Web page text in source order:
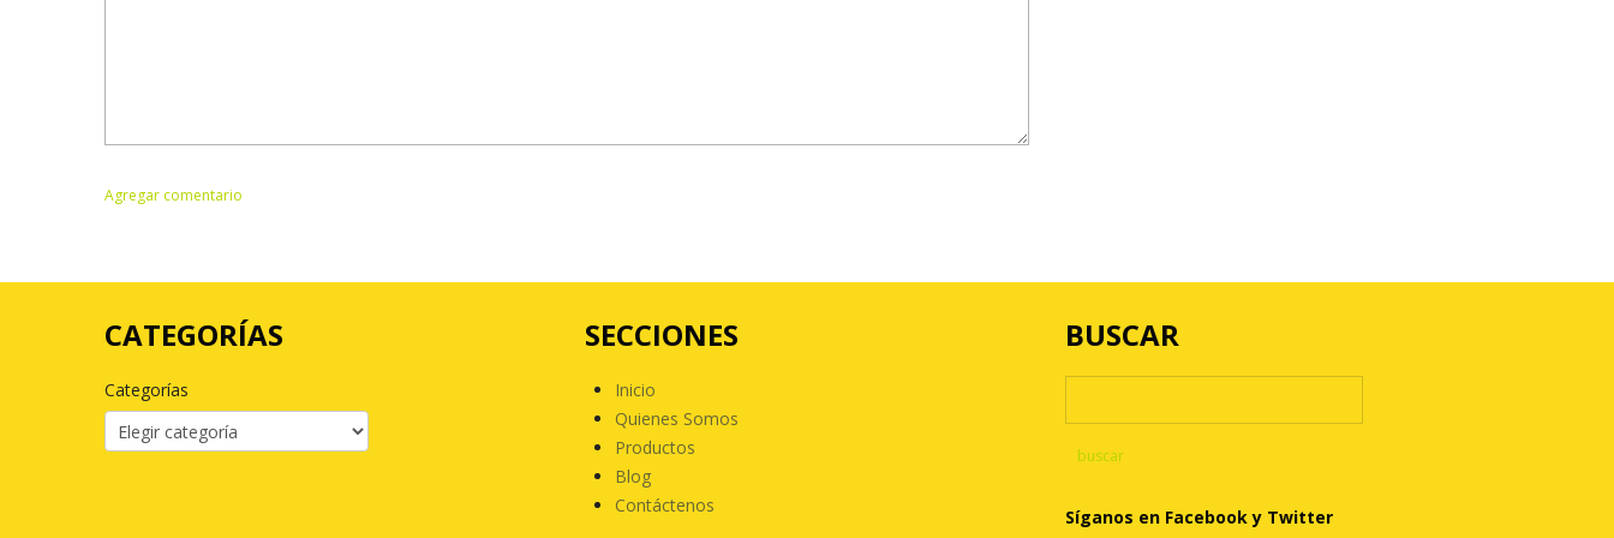
CATEGORÍAS
Categorías
SECCIONES
Inicio
Quienes Somos
Productos
Blog
Contáctenos
BUSCAR
Síganos en Facebook y Twitter